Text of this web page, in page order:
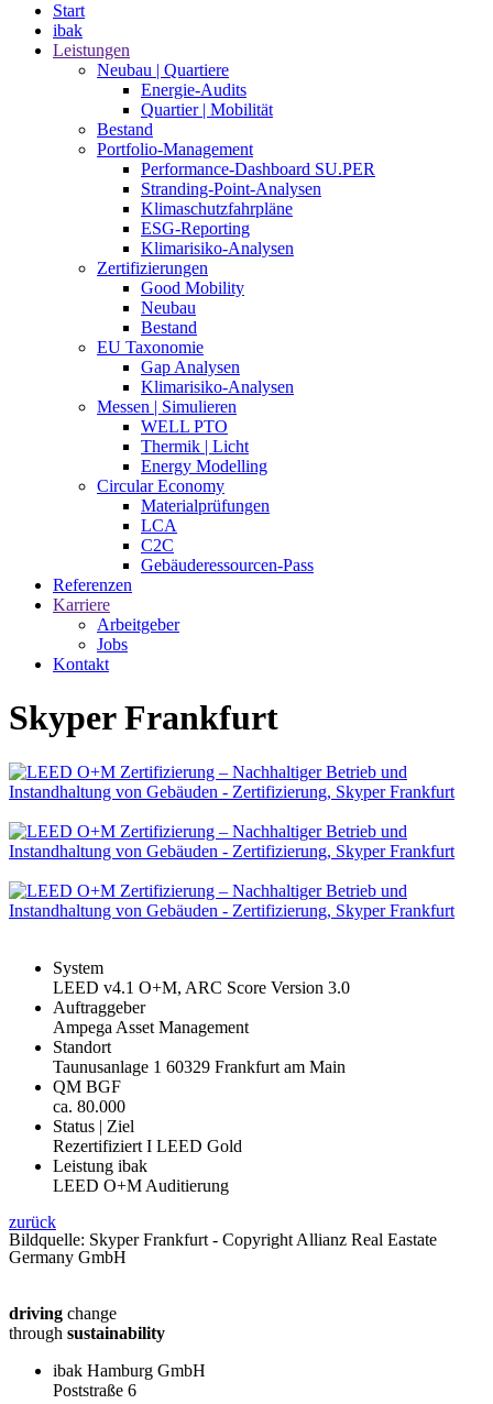
Start
ibak
Leistungen
Neubau | Quartiere
Energie-Audits
Quartier | Mobilität
Bestand
Portfolio-Management
Performance-Dashboard SU.PER
Stranding-Point-Analysen
Klimaschutzfahrpläne
ESG-Reporting
Klimarisiko-Analysen
Zertifizierungen
Good Mobility
Neubau
Bestand
EU Taxonomie
Gap Analysen
Klimarisiko-Analysen
Messen | Simulieren
WELL PTO
Thermik | Licht
Energy Modelling
Circular Economy
Materialprüfungen
LCA
C2C
Gebäuderessourcen-Pass
Referenzen
Karriere
Arbeitgeber
Jobs
Kontakt
Skyper Frankfurt
System
LEED v4.1 O+M, ARC Score Version 3.0
Auftraggeber
Ampega Asset Management
Standort
Taunusanlage 1 60329 Frankfurt am Main
QM BGF
ca. 80.000
Status | Ziel
Rezertifiziert I LEED Gold
Leistung ibak
LEED O+M Auditierung
zurück
Bildquelle: Skyper Frankfurt - Copyright Allianz Real Eastate
Germany GmbH
driving change
through sustainability
ibak Hamburg GmbH
Poststraße 6